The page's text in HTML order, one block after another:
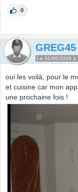
0
GREG45
Le 01/06/2009 à
oui les voilà, pour le
et cuisine car mon
une prochaine fois !